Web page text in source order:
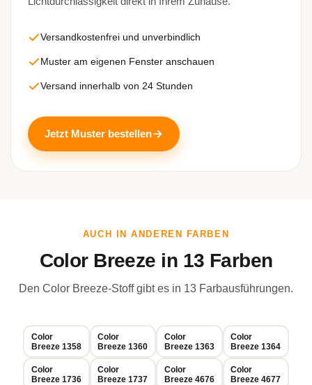
Versandkostenfrei und unverbindlich
Muster am eigenen Fenster anschauen
Versand innerhalb von 24 Stunden
Jetzt Muster bestellen
AUCH IN ANDEREN FARBEN
Color Breeze in 13 Farben
Den Color Breeze-Stoff gibt es in 13 Farbausführungen.
Color
Breeze 1358
Color
Breeze 1360
Color
Breeze 1363
Color
Breeze 1364
Color
Breeze 1736
Color
Breeze 1737
Color
Breeze 4676
Color
Breeze 4677